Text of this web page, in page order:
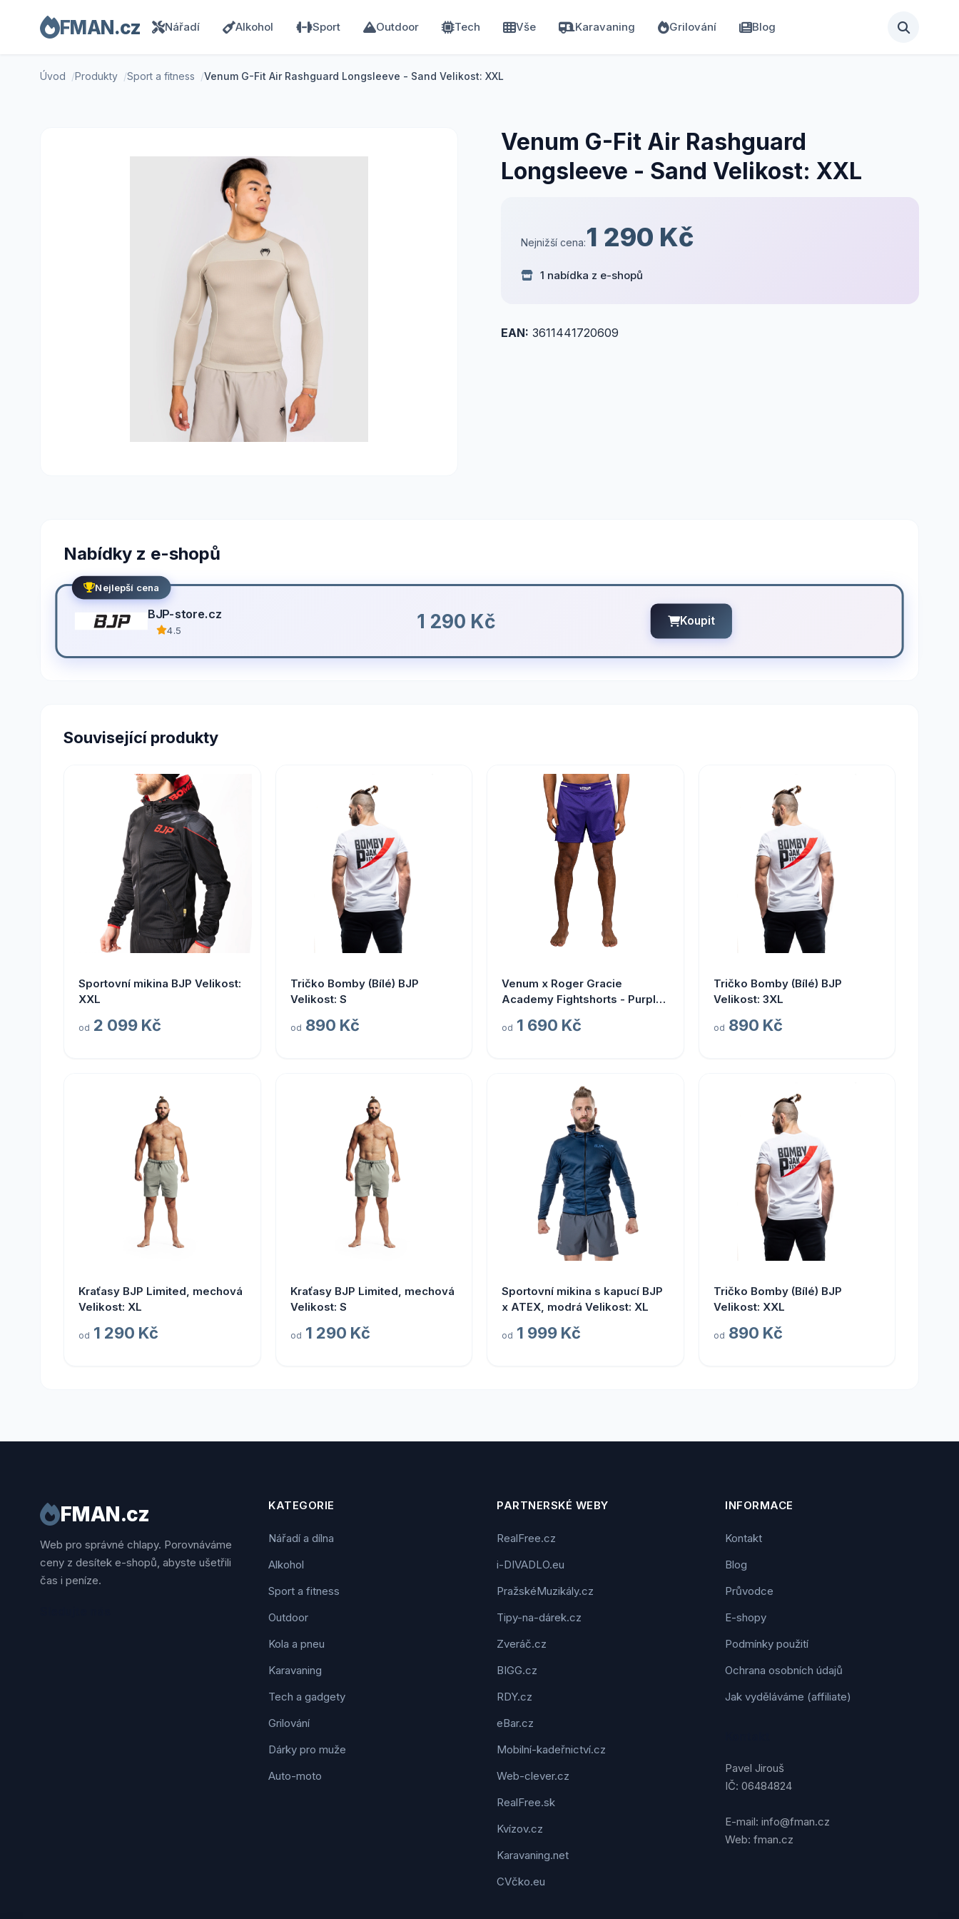
FMAN.cz Nářadí Alkohol Sport Outdoor Tech Vše Karavaning Grilování Blog
Úvod Produkty Sport a fitness Venum G-Fit Air Rashguard Longsleeve - Sand Velikost: XXL
Venum G-Fit Air Rashguard
Longsleeve - Sand Velikost: XXL
Nejnižší cena:1 290 Kč
1 nabídka z e-shopů
EAN: 3611441720609
Nabídky z e-shopů
Nejlepší cena
BJP-store.cz
4.5 1 290 Kč Koupit
Související produkty
Sportovní mikina BJP Velikost:
XXL
od 2 099 Kč
Tričko Bomby (Bílé) BJP
Velikost: S
od 890 Kč
Venum x Roger Gracie
Academy Fightshorts - Purple
od 1 690 Kč
Tričko Bomby (Bílé) BJP
Velikost: 3XL
od 890 Kč
Kraťasy BJP Limited, mechová
Velikost: XL
od 1 290 Kč
Kraťasy BJP Limited, mechová
Velikost: S
od 1 290 Kč
Sportovní mikina s kapucí BJP
x ATEX, modrá Velikost: XL
od 1 999 Kč
Tričko Bomby (Bílé) BJP
Velikost: XXL
od 890 Kč
FMAN.cz
Web pro správné chlapy. Porovnáváme
ceny z desítek e-shopů, abyste ušetřili
čas i peníze.
KATEGORIE
Nářadí a dílna
Alkohol
Sport a fitness
Outdoor
Kola a pneu
Karavaning
Tech a gadgety
Grilování
Dárky pro muže
Auto-moto
PARTNERSKÉ WEBY
RealFree.cz
i-DIVADLO.eu
PražskéMuzikály.cz
Tipy-na-dárek.cz
Zveráč.cz
BIGG.cz
RDY.cz
eBar.cz
Mobilní-kadeřnictví.cz
Web-clever.cz
RealFree.sk
Kvízov.cz
Karavaning.net
CVčko.eu
INFORMACE
Kontakt
Blog
Průvodce
E-shopy
Podmínky použití
Ochrana osobních údajů
Jak vyděláváme (affiliate)
Pavel Jirouš
IČ: 06484824
E-mail: info@fman.cz
Web: fman.cz